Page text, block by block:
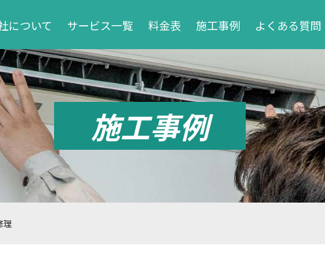
について サービス一覧 料金表 施工事例 よくある質問
施工事例
理